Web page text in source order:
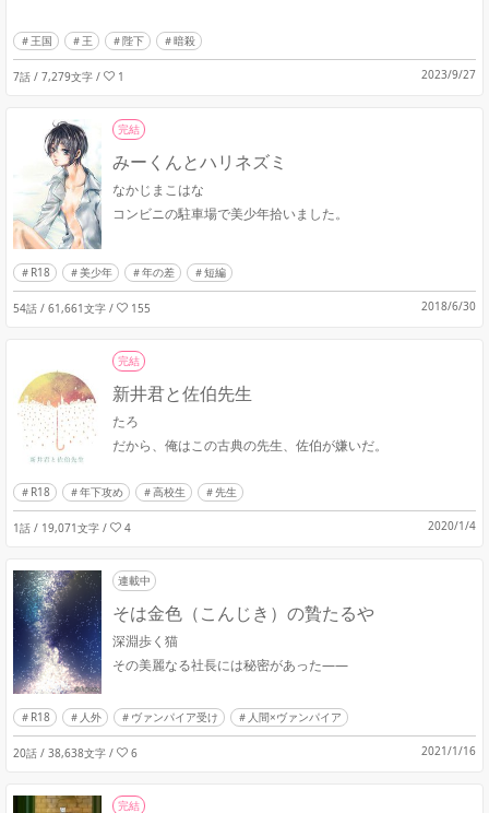
王国 王 陛下 暗殺
7話 / 7,279文字 / 1 2023/9/27
完結
みーくんとハリネズミ
なかじまこはな
コンビニの駐車場で美少年拾いました。
R18 美少年 年の差 短編
54話 / 61,661文字 / 155 2018/6/30
完結
新井君と佐伯先生
たろ
だから、俺はこの古典の先生、佐伯が嫌いだ。
R18 年下攻め 高校生 先生
1話 / 19,071文字 / 4 2020/1/4
連載中
そは金色（こんじき）の贄たるや
深淵歩く猫
その美麗なる社長には秘密があった――
R18 人外 ヴァンパイア受け 人間×ヴァンパイア
20話 / 38,638文字 / 6 2021/1/16
完結